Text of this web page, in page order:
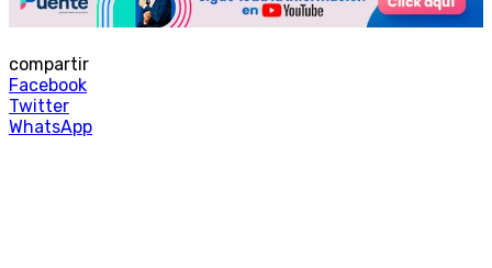
compartir
Facebook
Twitter
WhatsApp